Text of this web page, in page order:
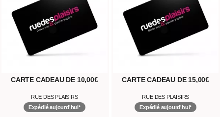
CARTE CADEAU DE 10,00€
RUE DES PLAISIRS
Expédié aujourd'hui*
CARTE CADEAU DE 15,00€
RUE DES PLAISIRS
Expédié aujourd'hui*